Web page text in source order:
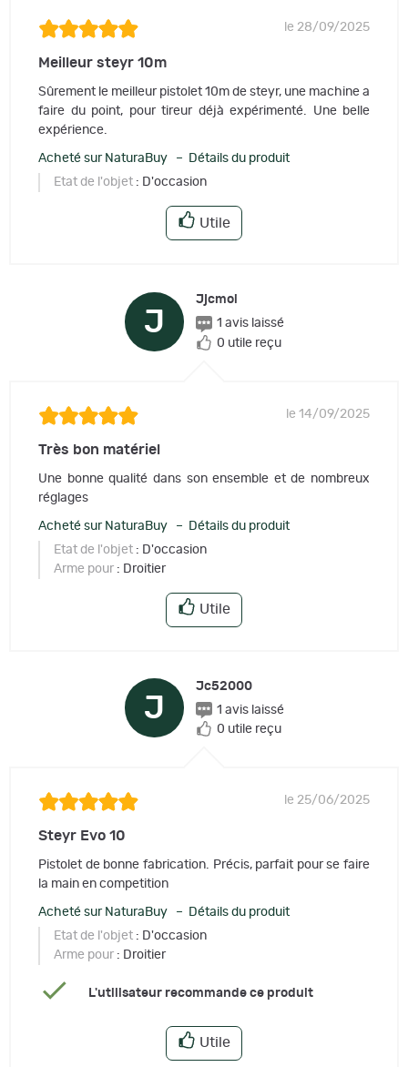
le 28/09/2025
Meilleur steyr 10m
Sûrement le meilleur pistolet 10m de steyr, une machine a
faire du point, pour tireur déjà expérimenté. Une belle
expérience.
Acheté sur NaturaBuy – Détails du produit
Etat de l'objet : D'occasion
Utile
J
Jjcmoi
1 avis laissé
0 utile reçu
le 14/09/2025
Très bon matériel
Une bonne qualité dans son ensemble et de nombreux
réglages
Acheté sur NaturaBuy – Détails du produit
Etat de l'objet : D'occasion
Arme pour : Droitier
Utile
J
Jc52000
1 avis laissé
0 utile reçu
le 25/06/2025
Steyr Evo 10
Pistolet de bonne fabrication. Précis, parfait pour se faire
la main en competition
Acheté sur NaturaBuy – Détails du produit
Etat de l'objet : D'occasion
Arme pour : Droitier
L'utilisateur recommande ce produit
Utile